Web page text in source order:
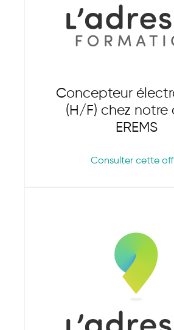
Concepteur
(H/F) chez notre
EREMS
Consulter cette